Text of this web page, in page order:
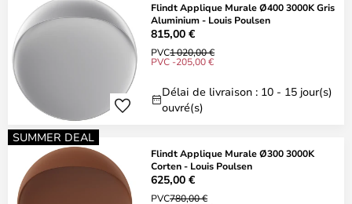
Flindt Applique Murale Ø400 3000K Gris
Aluminium - Louis Poulsen
815,00 €
PVC1 020,00 €
PVC -205,00 €
Délai de livraison : 10 - 15 jour(s)
ouvré(s)
SUMMER DEAL
Flindt Applique Murale Ø300 3000K
Corten - Louis Poulsen
625,00 €
PVC780,00 €